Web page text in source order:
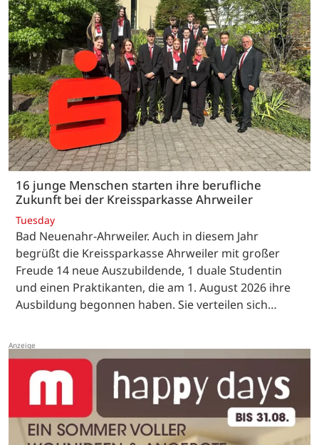
16 junge Menschen starten ihre berufliche
Zukunft bei der Kreissparkasse Ahrweiler
Tuesday
Bad Neuenahr-Ahrweiler. Auch in diesem Jahr
begrüßt die Kreissparkasse Ahrweiler mit großer
Freude 14 neue Auszubildende, 1 duale Studentin
und einen Praktikanten, die am 1. August 2026 ihre
Ausbildung begonnen haben. Sie verteilen sich…